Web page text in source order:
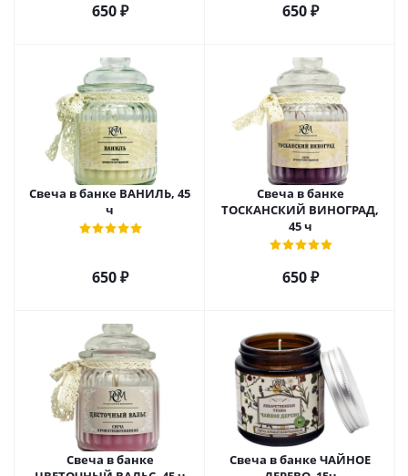
650₽ 650₽
Свеча в банке ВАНИЛЬ, 45
ч
650₽
Свеча в банке
ТОСКАНСКИЙ ВИНОГРАД,
45 ч
650₽
Свеча в банке
Свеча в банке ЧАЙНОЕ